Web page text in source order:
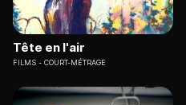
Tête en l'air
FILMS COURT-MÉTRAGE